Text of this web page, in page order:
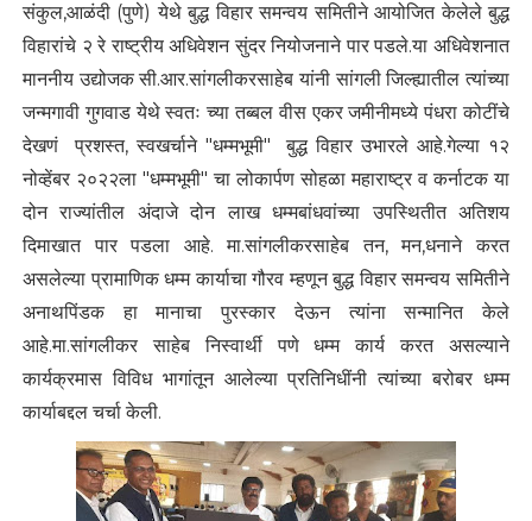
संकुल,आळंदी (पुणे) येथे बुद्ध विहार समन्वय समितीने आयोजित केलेले बुद्ध
विहारांचे २ रे राष्ट्रीय अधिवेशन सुंदर नियोजनाने पार पडले.या अधिवेशनात
माननीय उद्योजक सी.आर.सांगलीकरसाहेब यांनी सांगली जिल्ह्यातील त्यांच्या
जन्मगावी गुगवाड येथे स्वतः च्या तब्बल वीस एकर जमीनीमध्ये पंधरा कोटींचे
देखणं प्रशस्त, स्वखर्चाने "धम्मभूमी" बुद्ध विहार उभारले आहे.गेल्या १२
नोव्हेंबर २०२२ला "धम्मभूमी" चा लोकार्पण सोहळा महाराष्ट्र व कर्नाटक या
दोन राज्यांतील अंदाजे दोन लाख धम्मबांधवांच्या उपस्थितीत अतिशय
दिमाखात पार पडला आहे. मा.सांगलीकरसाहेब तन, मन,धनाने करत
असलेल्या प्रामाणिक धम्म कार्याचा गौरव म्हणून बुद्ध विहार समन्वय समितीने
अनाथपिंडक हा मानाचा पुरस्कार देऊन त्यांना सन्मानित केले
आहे.मा.सांगलीकर साहेब निस्वार्थी पणे धम्म कार्य करत असल्याने
कार्यक्रमास विविध भागांतून आलेल्या प्रतिनिधींनी त्यांच्या बरोबर धम्म
कार्याबद्दल चर्चा केली.